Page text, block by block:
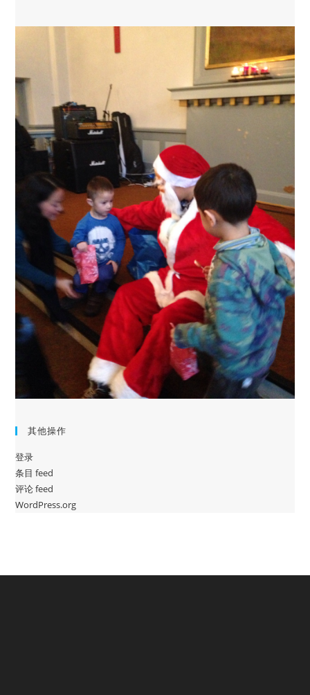
其他操作
登录
条目 feed
评论 feed
WordPress.org